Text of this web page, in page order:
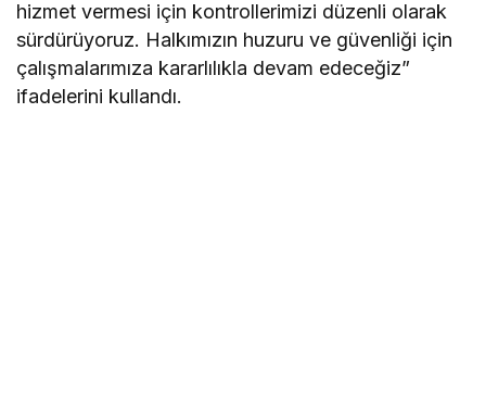
hizmet vermesi için kontrollerimizi düzenli olarak
sürdürüyoruz. Halkımızın huzuru ve güvenliği için
çalışmalarımıza kararlılıkla devam edeceğiz”
ifadelerini kullandı.